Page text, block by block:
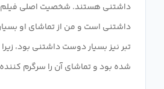
داشتنی هستند. شخصیت اصلی
داشتنی است و من از تماشای او
تبر نیز بسیار دوست داشتنی بود،